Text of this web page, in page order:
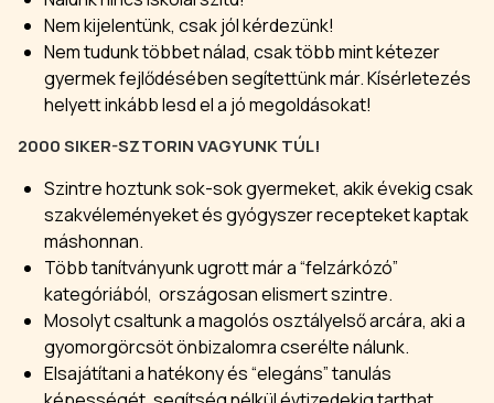
Nem kijelentünk, csak jól kérdezünk!
Nem tudunk többet nálad, csak több mint kétezer
gyermek fejlődésében segítettünk már. Kísérletezés
helyett inkább lesd el a jó megoldásokat!
2000 SIKER-SZTORIN VAGYUNK TÚL!
Szintre hoztunk sok-sok gyermeket, akik évekig csak
szakvéleményeket és gyógyszer recepteket kaptak
máshonnan.
Több tanítványunk ugrott már a “felzárkózó”
kategóriából, országosan elismert szintre.
Mosolyt csaltunk a magolós osztályelső arcára, aki a
gyomorgörcsöt önbizalomra cserélte nálunk.
Elsajátítani a hatékony és “elegáns” tanulás